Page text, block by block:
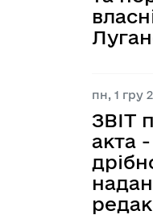
пн, 1 гру
ЗВІТ
акта